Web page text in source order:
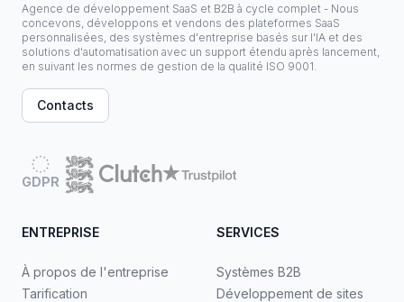
Agence de développement SaaS et B2B à cycle complet - Nous
concevons, développons et vendons des plateformes SaaS
personnalisées, des systèmes d'entreprise basés sur l'IA et des
solutions d'automatisation avec un support étendu après lancement,
en suivant les normes de gestion de la qualité ISO 9001.
Contacts
GDPR
ENTREPRISE
À propos de l'entreprise
Tarification
SERVICES
Systèmes B2B
Développement de sites